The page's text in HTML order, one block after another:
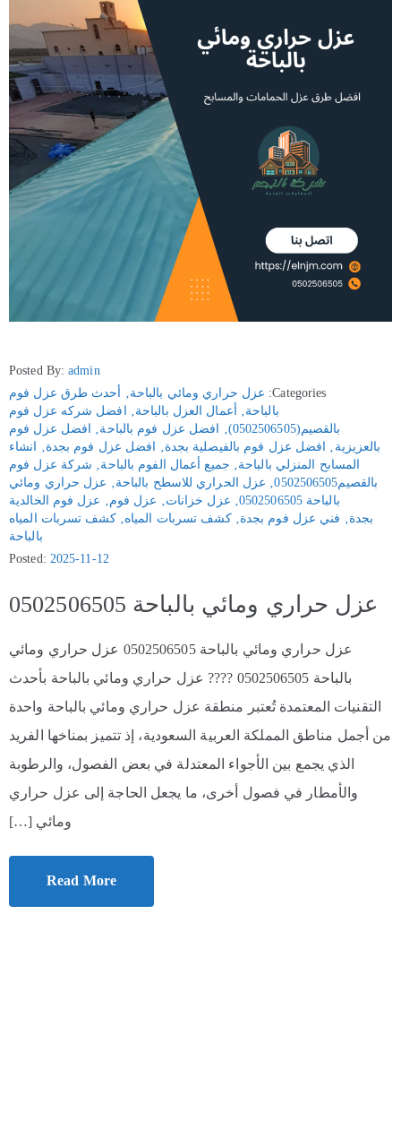
Posted By:admin
Categories:
عزل حراري ومائي بالباحة
أحدث طرق عزل فوم
بالباحة
أعمال العزل بالباحة
افضل شركه عزل فوم
بالقصيم(0502506505)
افضل عزل فوم بالباحة
افضل عزل فوم
بالعزيزية
افضل عزل فوم بالفيصلية بجدة افضل عزل فوم بجدة
انشاء
المسابح المنزلي بالباحة
جميع أعمال الفوم بالباحة
شركة عزل فوم
بالقصيم0502506505
‚ عزل الحراري للاسطح بالباحة
عزل حراري ومائي
بالباحة 0502506505
عزل خزانات عزل فوم
عزل فوم الخالدية
بجدة
فني عزل فوم بجدة ‚كشف تسربات المياه ‚كشف تسربات المياه
بالباحة
Posted: 2025-11-12
عزل حراري ومائي بالباحة 0502506505
عزل حراري ومائي بالباحة 0502506505 عزل حراري ومائي
بالباحة 0502506505 ????️ عزل حراري ومائي بالباحة بأحدث
التقنيات المعتمدة تُعتبر منطقة عزل حراري ومائي بالباحة واحدة
من أجمل مناطق المملكة العربية السعودية، إذ تتميز بمناخها الفريد
الذي يجمع بين الأجواء المعتدلة في بعض الفصول، والرطوبة
والأمطار في فصول أخرى، ما يجعل الحاجة إلى عزل حراري
ومائي […]
Read More